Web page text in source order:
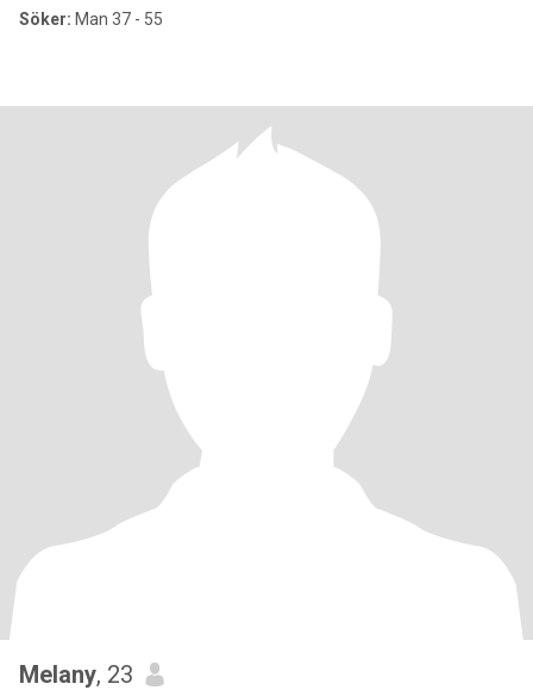
Söker: Man 37 - 55
Melany, 23